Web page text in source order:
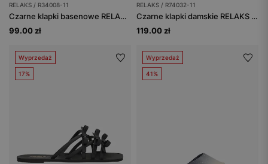
RELAKS / R34008-11
Czarne klapki basenowe RELAKS z matowym wykończeniem
99.00 zł
RELAKS / R74032-11
Czarne klapki damskie RELAKS z szerokimi paskami
119.00 zł
Wyprzedaż
17%
Wyprzedaż
41%